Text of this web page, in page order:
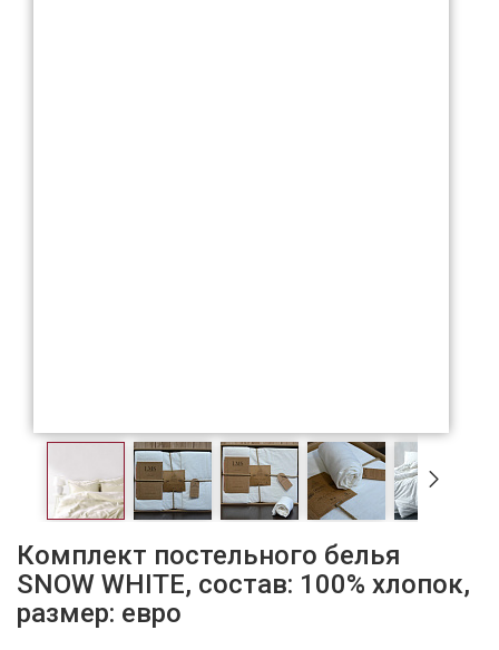
Комплект постельного белья
SNOW WHITE, состав: 100% хлопок,
размер: евро